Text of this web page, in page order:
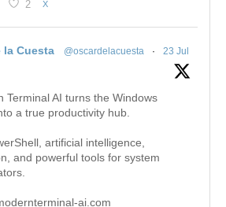
2 X
la Cuesta @oscardelacuesta · 23 Jul
Terminal AI turns the Windows
a true productivity hub.
artificial intelligence,
and powerful tools for system
ai.com